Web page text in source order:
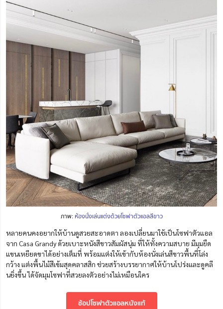
ภาพ: ห้องนั่งเล่นแต่งด้วยโซฟาตัวแอลสีขาว
หลายคนคงอยากให้บ้านดูสวยสะอาดตา ลองเปลี่ยนมาใช้เป็นโซฟาตัวแอล
จาก Casa Grandy ด้วยเบาะหนังสีขาวสัมผัสนุ่ม ที่ให้ทั้งความสบาย มีมุมยืด
แขนเหยียดขาได้อย่างเต็มที่ พร้อมแต่งให้เข้ากับห้องนั่งเล่นสีขาวพื้นที่โล่ง
กว้าง แต่งพื้นไม้สีเข้มสุดคลาสสิก ช่วยสร้างบรรยากาศให้บ้านโปร่งและดูคลี
นยิ่งขึ้นได้จัดมุมโซฟาที่สวยลงตัวอย่างไม่เหมือนใคร
ช้อปโซฟาตัวแอลหนังแท้